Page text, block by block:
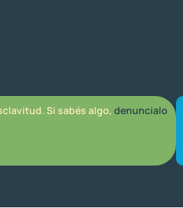
Si sabés algo, denuncialo